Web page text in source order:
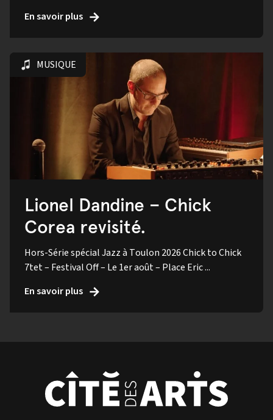
En savoir plus
MUSIQUE
Lionel Dandine – Chick
Corea revisité.
Hors-Série spécial Jazz à Toulon 2026 Chick to Chick
7tet – Festival Off – Le 1er août – Place Eric ...
En savoir plus